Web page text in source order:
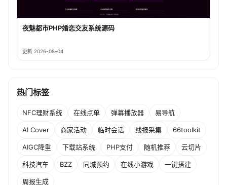
夜魅都市PHP婚恋交友系统源码
更新 2026-08-04
热门标签
NFC理财系统 在线点单 弹幕播放器 易导航
AI Cover 商家活动 临时会话 线报采集 66toolkit
AIGC降重 下载站系统 PHP支付 随机推荐 云切片
科技汽车 BZZ 同城预约 在线小游戏 一键搭建
周报生成